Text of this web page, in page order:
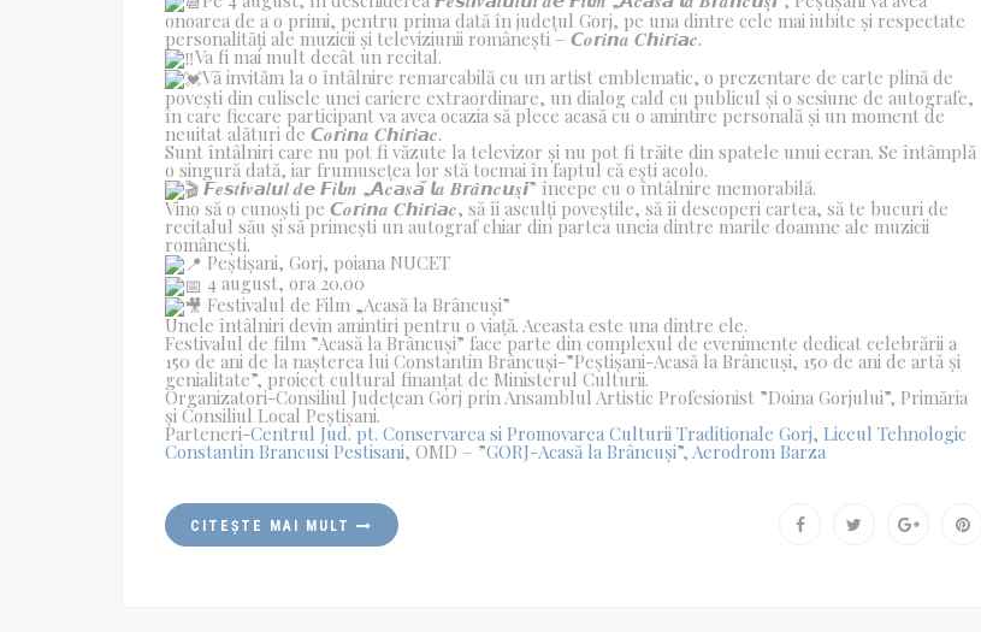
onoarea de a o primi, pentru prima dată în județul Gorj, pe una dintre cele mai iubite și respectate
personalități ale muzicii și televiziunii românești – 𝘾𝒐𝙧𝒊𝙣𝒂 𝑪𝙝𝒊𝙧𝒊𝙖𝒄.
Va fi mai mult decât un recital.
Vă invităm la o întâlnire remarcabilă cu un artist emblematic, o prezentare de carte plină de
povești din culisele unei cariere extraordinare, un dialog cald cu publicul și o sesiune de autografe,
în care fiecare participant va avea ocazia să plece acasă cu o amintire personală și un moment de
neuitat alături de 𝘾𝒐𝙧𝒊𝙣𝒂 𝑪𝙝𝒊𝙧𝒊𝙖𝒄.
Sunt întâlniri care nu pot fi văzute la televizor și nu pot fi trăite din spatele unui ecran. Se întâmplă
o singură dată, iar frumusețea lor stă tocmai în faptul că ești acolo.
𝙁𝒆𝙨𝒕𝙞𝒗𝙖𝒍𝙪𝒍 𝒅𝙚 𝙁𝒊𝙡𝒎 „𝘼𝒄𝙖𝒔𝙖̆ 𝙡𝒂 𝑩𝙧𝒂̂𝙣𝒄𝙪𝒔̦𝙞” începe cu o întâlnire memorabilă.
Vino să o cunoști pe 𝘾𝒐𝙧𝒊𝙣𝒂 𝑪𝙝𝒊𝙧𝒊𝙖𝒄, să îi asculți poveștile, să îi descoperi cartea, să te bucuri de
recitalul său și să primești un autograf chiar din partea uneia dintre marile doamne ale muzicii
românești.
Peștișani, Gorj, poiana NUCET
4 august, ora 20.00
Festivalul de Film „Acasă la Brâncuși”
Unele întâlniri devin amintiri pentru o viață. Aceasta este una dintre ele.
Festivalul de film ”Acasă la Brâncuși” face parte din complexul de evenimente dedicat celebrării a
150 de ani de la nașterea lui Constantin Brâncuși-”Peștișani-Acasă la Brâncuși, 150 de ani de artă și
genialitate”, proiect cultural finanțat de Ministerul Culturii.
Organizatori-Consiliul Județean Gorj prin Ansamblul Artistic Profesionist ”Doina Gorjului”, Primăria
și Consiliul Local Peștișani.
Parteneri-Centrul Jud. pt. Conservarea si Promovarea Culturii Traditionale Gorj, Liceul Tehnologic
Constantin Brancusi Pestisani, OMD – ”GORJ-Acasă la Brâncuși”, Aerodrom Barza
CITEȘTE MAI MULT